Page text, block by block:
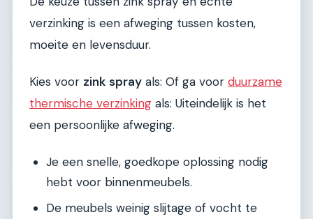
verzinking is een afweging tussen kosten,
moeite en levensduur.
Kies voor zink spray als: Of ga voor duurzame
thermische verzinking als: Uiteindelijk is het
een persoonlijke afweging.
Je een snelle, goedkope oplossing nodig
hebt voor binnenmeubels.
De meubels weinig slijtage of vocht te